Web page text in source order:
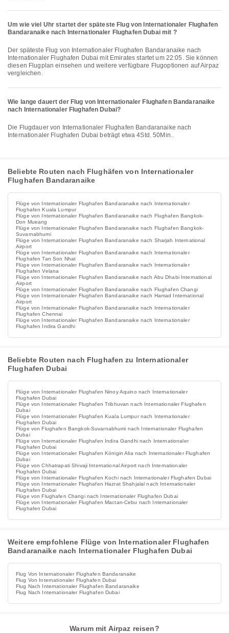
Um wie viel Uhr startet der späteste Flug von Internationaler Flughafen
Bandaranaike nach Internationaler Flughafen Dubai mit ?
Der späteste Flug von Internationaler Flughafen Bandaranaike nach
Internationaler Flughafen Dubai mit Emirates startet um 22:05. Sie können
diesen Flugplan einsehen und weitere verfügbare Flugoptionen auf Airpaz
vergleichen.
Wie lange dauert der Flug von Internationaler Flughafen Bandaranaike
nach Internationaler Flughafen Dubai?
Die Flugdauer von Internationaler Flughafen Bandaranaike nach
Internationaler Flughafen Dubai beträgt etwa 4Std. 50Min..
Beliebte Routen nach Flughäfen von Internationaler
Flughafen Bandaranaike
Flüge von Internationaler Flughafen Bandaranaike nach Internationaler
Flughafen Kuala Lumpur
Flüge von Internationaler Flughafen Bandaranaike nach Flughafen Bangkok-
Don Mueang
Flüge von Internationaler Flughafen Bandaranaike nach Flughafen Bangkok-
Suvarnabhumi
Flüge von Internationaler Flughafen Bandaranaike nach Sharjah International
Airport
Flüge von Internationaler Flughafen Bandaranaike nach Internationaler
Flughafen Tan Son Nhat
Flüge von Internationaler Flughafen Bandaranaike nach Internationaler
Flughafen Velana
Flüge von Internationaler Flughafen Bandaranaike nach Abu Dhabi International
Airport
Flüge von Internationaler Flughafen Bandaranaike nach Flughafen Changi
Flüge von Internationaler Flughafen Bandaranaike nach Hamad International
Airport
Flüge von Internationaler Flughafen Bandaranaike nach Internationaler
Flughafen Chennai
Flüge von Internationaler Flughafen Bandaranaike nach Internationaler
Flughafen Indira Gandhi
Beliebte Routen nach Flughafen zu Internationaler
Flughafen Dubai
Flüge von Internationaler Flughafen Ninoy Aquino nach Internationaler
Flughafen Dubai
Flüge von Internationaler Flughafen Tribhuvan nach Internationaler Flughafen
Dubai
Flüge von Internationaler Flughafen Kuala Lumpur nach Internationaler
Flughafen Dubai
Flüge von Flughafen Bangkok-Suvarnabhumi nach Internationaler Flughafen
Dubai
Flüge von Internationaler Flughafen Indira Gandhi nach Internationaler
Flughafen Dubai
Flüge von Internationaler Flughafen Königin Alia nach Internationaler Flughafen
Dubai
Flüge von Chhatrapati Shivaji International Airport nach Internationaler
Flughafen Dubai
Flüge von Internationaler Flughafen Kochi nach Internationaler Flughafen Dubai
Flüge von Internationaler Flughafen Hazrat Shahjalal nach Internationaler
Flughafen Dubai
Flüge von Flughafen Changi nach Internationaler Flughafen Dubai
Flüge von Internationaler Flughafen Mactan-Cebu nach Internationaler
Flughafen Dubai
Weitere empfohlene Flüge von Internationaler Flughafen
Bandaranaike nach Internationaler Flughafen Dubai
Flug Von Internationaler Flughafen Bandaranaike
Flug Von Internationaler Flughafen Dubai
Flug Nach Internationaler Flughafen Bandaranaike
Flug Nach Internationaler Flughafen Dubai
Warum mit Airpaz reisen?